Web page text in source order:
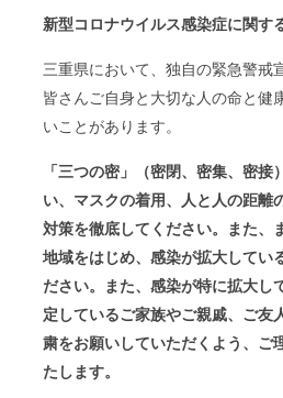
新型コロナウイルス感染症に関す
三重県において、独自の緊急警戒
皆さんご自身と大切な人の命と健
いことがあります。
「三つの密」（密閉、密集、密
い、マスクの着用、人と人の距離
対策を徹底してください。また、
地域をはじめ、感染が拡大してい
ださい。また、感染が特に拡大し
定しているご家族やご親戚、ご友
粛をお願いしていただくよう、ご
たします。